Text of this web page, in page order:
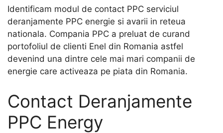
Identificam modul de contact PPC serviciul
deranjamente PPC energie si avarii in reteua
nationala. Compania PPC a preluat de curand
portofoliul de clienti Enel din Romania astfel
devenind una dintre cele mai mari companii de
energie care activeaza pe piata din Romania.
Contact Deranjamente
PPC Energy